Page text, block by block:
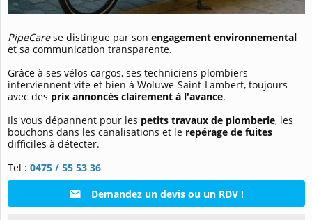
PipeCarese distingue par son engagement environnemental
et sa communication transparente.
Grâce à ses vélos cargos, ses techniciens plombiers
interviennent vite et bien à Woluwe-Saint-Lambert, toujours
avec des prix annoncés clairement à l'avance.
Ils vous dépannent pour les petits travaux de plomberie, les
bouchons dans les canalisations et le repérage de fuites
difficiles à détecter.
Tel : 0475 / 55 53 36
Demandez un devis ou un RDV !